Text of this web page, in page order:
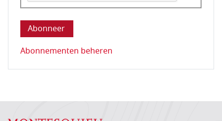
Deze vraag is om te controleren dat u een mens
Abonnementen beheren